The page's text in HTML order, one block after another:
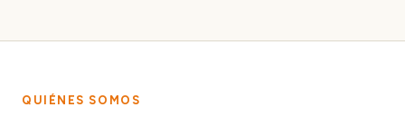
QUIÉNES SOMOS